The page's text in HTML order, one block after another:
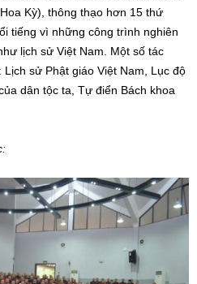
Kỳ), thông thạo hơn 15 thứ
tiếng vì những công trình nghiên
lịch sử Việt Nam. Một số tác
sử Phật giáo Việt Nam, Lục độ
dân tộc ta, Tự điển Bách khoa